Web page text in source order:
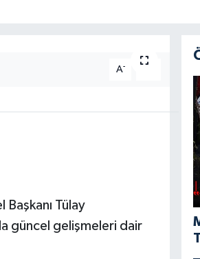
A-
Tülay
güncel gelişmeleri dair